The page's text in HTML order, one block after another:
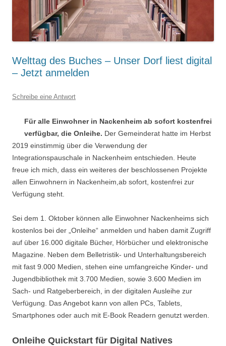
Welttag des Buches – Unser Dorf liest digital
– Jetzt anmelden
Schreibe eine Antwort
Für alle Einwohner in Nackenheim ab sofort kostenfrei
verfügbar, die Onleihe. Der Gemeinderat hatte im Herbst
2019 einstimmig über die Verwendung der
Integrationspauschale in Nackenheim entschieden. Heute
freue ich mich, dass ein weiteres der beschlossenen Projekte
allen Einwohnern in Nackenheim,ab sofort, kostenfrei zur
Verfügung steht.
Sei dem 1. Oktober können alle Einwohner Nackenheims sich
kostenlos bei der „Onleihe“ anmelden und haben damit Zugriff
auf über 16.000 digitale Bücher, Hörbücher und elektronische
Magazine. Neben dem Belletristik- und Unterhaltungsbereich
mit fast 9.000 Medien, stehen eine umfangreiche Kinder- und
Jugendbibliothek mit 3.700 Medien, sowie 3.600 Medien im
Sach- und Ratgeberbereich, in der digitalen Ausleihe zur
Verfügung. Das Angebot kann von allen PCs, Tablets,
Smartphones oder auch mit E-Book Readern genutzt werden.
Onleihe Quickstart für Digital Natives